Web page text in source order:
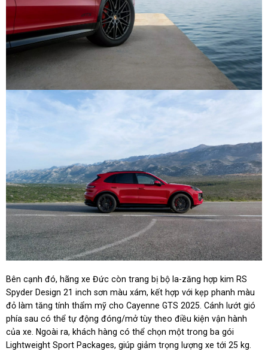
Bên cạnh đó, hãng xe Đức còn trang bị bộ la-zăng hợp kim RS
Spyder Design 21 inch sơn màu xám, kết hợp với kẹp phanh màu
đỏ làm tăng tính thẩm mỹ cho Cayenne GTS 2025. Cánh lướt gió
phía sau có thể tự động đóng/mở tùy theo điều kiện vận hành
của xe. Ngoài ra, khách hàng có thể chọn một trong ba gói
Lightweight Sport Packages, giúp giảm trọng lượng xe tới 25 kg.